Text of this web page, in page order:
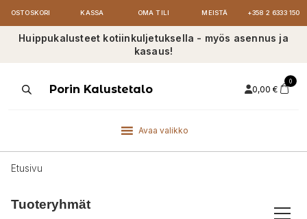
OSTOSKORI KASSA OMA TILI MEISTÄ +358 2 6333 150
Huippukalusteet kotiinkuljetuksella - myös asennus ja
kasaus!
ProductsPorin Kalustetalo 0,00 €
0
Avaa valikko
Etusivu
Tuoteryhmät